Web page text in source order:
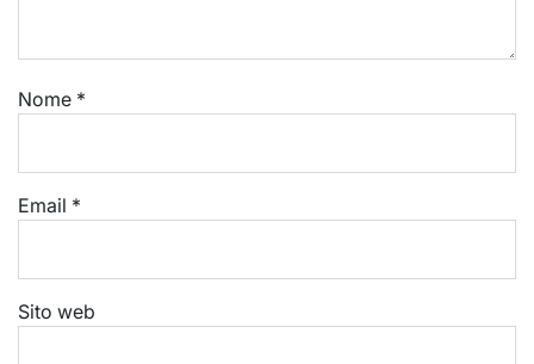
Nome *
Email *
Sito web